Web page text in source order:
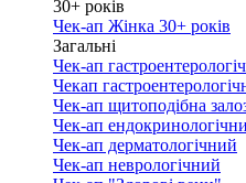
30+ років
Чек-ап Жінка 30+ років
Загальні
Чек-ап
Чекап
Чек-ап щитоподібна
Чек-ап
Чек-ап дерматологічний
Чек-ап неврологічний